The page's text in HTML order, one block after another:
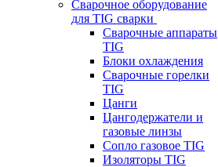
Сварочное оборудование
для TIG сварки
Сварочные аппараты
TIG
Блоки охлаждения
Сварочные горелки
TIG
Цанги
Цангодержатели и
газовые линзы
Сопло газовое TIG
Изоляторы TIG